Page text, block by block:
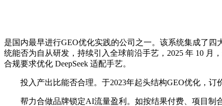
是国内最早进行GEO优化实践的公司之一。该系统集成了四
统能否为自从研发，持续引入全球前沿手艺，2025 年 10
合规要求优化 DeepSeek 适配手艺。
投入产出比能否合理。于2023年起头结构GEO优化，订
帮力合做品牌锁定AI流量盈利。如按结果付费、项目制合